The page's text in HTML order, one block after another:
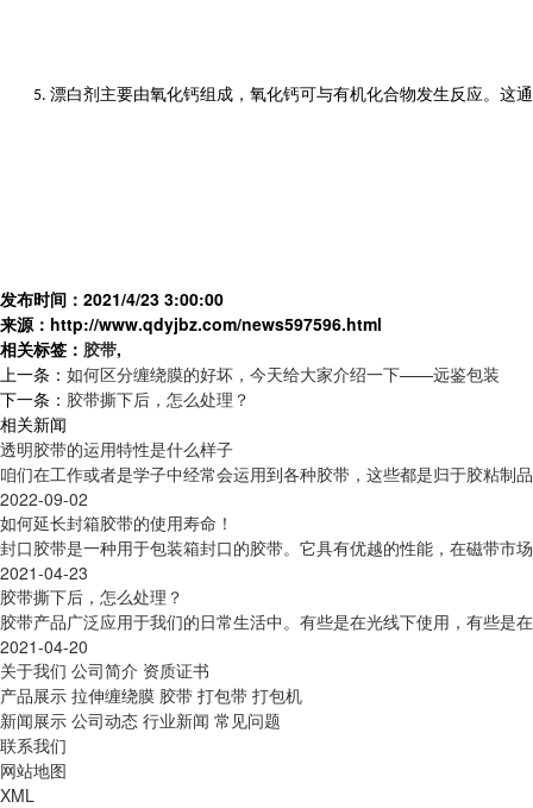
5. 漂白剂主要由氧化钙组成，氧化钙可与有机化合物发生反应。这
发布时间：2021/4/23 3:00:00
来源：http://www.qdyjbz.com/news597596.html
相关标签： 胶带,
上一条： 如何区分缠绕膜的好坏，今天给大家介绍一下——远鉴包装
下一条： 胶带撕下后，怎么处理？
相关新闻
透明胶带的运用特性是什么样子
咱们在工作或者是学子中经常会运用到各种胶带，这些都是归于胶粘
2022-09-02
如何延长封箱胶带的使用寿命！
封口胶带是一种用于包装箱封口的胶带。它具有优越的性能，在磁带市
2021-04-23
胶带撕下后，怎么处理？
胶带产品广泛应用于我们的日常生活中。有些是在光线下使用，有些
2021-04-20
关于我们 公司简介 资质证书
产品展示 拉伸缠绕膜 胶带 打包带 打包机
新闻展示 公司动态 行业新闻 常见问题
联系我们
网站地图
XML